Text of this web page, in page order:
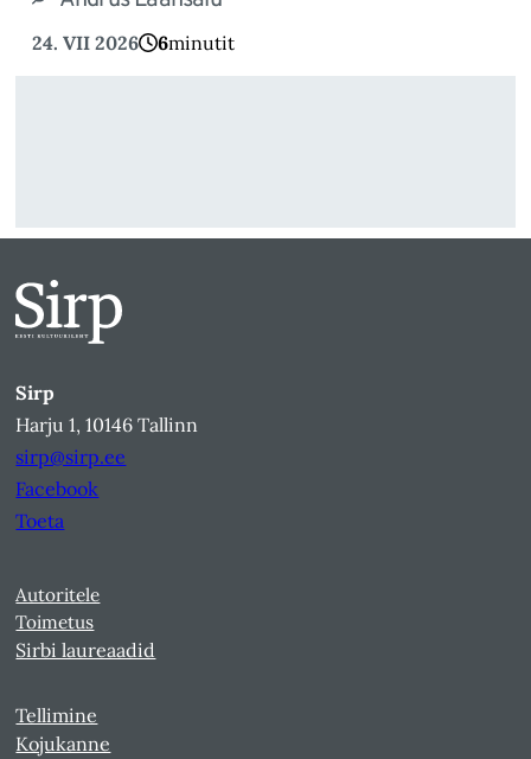
24. VII 2026 6minutit
Sirp
Harju 1, 10146 Tallinn
sirp@sirp.ee
Facebook
Toeta
Autoritele
Toimetus
Sirbi laureaadid
Tellimine
Kojukanne